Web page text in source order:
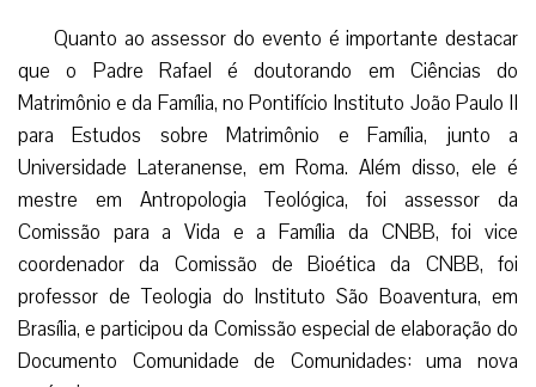
Quanto ao assessor do evento é importante destacar
que o Padre Rafael é doutorando em Ciências do
Matrimônio e da Família, no Pontifício Instituto João Paulo II
para Estudos sobre Matrimônio e Família, junto a
Universidade Lateranense, em Roma. Além disso, ele é
mestre em Antropologia Teológica, foi assessor da
Comissão para a Vida e a Família da CNBB, foi vice
coordenador da Comissão de Bioética da CNBB, foi
professor de Teologia do Instituto São Boaventura, em
Brasília, e participou da Comissão especial de elaboração do
Documento Comunidade de Comunidades: uma nova